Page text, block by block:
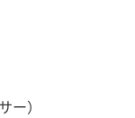
）